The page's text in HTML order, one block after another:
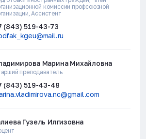
комиссии профсоюзной
Ассистент
(843) 519-43-73
Марина Михайловна
преподаватель
(843) 519-43-48
Гузель Илгизовна